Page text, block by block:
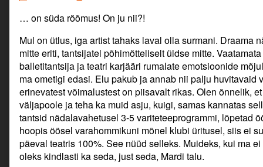
saab
mis
ihkab…
published
on
posts
the
author
of
Kui
hing
saab
kõik
mis
ihkab…,
… on süda rõõmus! On ju nii?!
Mul on ütlus, iga artist tahaks laval olla surmani. Draama
mitte eriti, tantsijatel põhimõtteliselt üldse mitte.
balletitantsija ja teatri karjääri rumalate emotsioonide
ma ometigi edasi. Elu pakub ja annab nii palju huvitavaid
erinevatest võimalustest on piisavalt rikas. Olen õnnelik,
väljapoole ja teha ka muid asju, kuigi, samas kannatas
tantsid nädalavahetusel 3-5 variteteeprogrammi, lõpetad
hoopis öösel varahommikuni mõnel klubi üritusel, siis ei
päeval teatris 100%. See nüüd selleks. Muideks, kui ma
oleks kindlasti ka seda, just seda, Mardi talu.